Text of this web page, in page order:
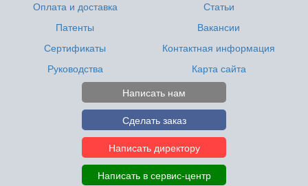
Оплата и доставка
Патенты
Сертификаты
Руководства
Статьи
Вакансии
Контактная информация
Карта сайта
Написать нам
Сделать заказ
Написать директору
Написать в сервис-центр